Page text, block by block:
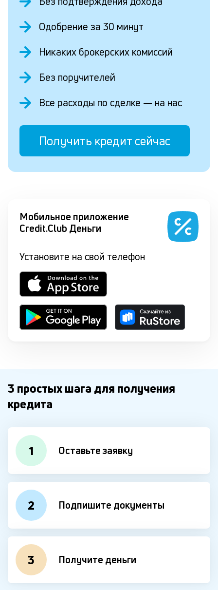
Одобрение за 30 минут
Никаких брокерских комиссий
Без поручителей
Все расходы по сделке — на нас
Получить кредит сейчас
Мобильное приложение
Credit.Club Деньги
Установите на свой телефон
3 простых шага для получения
кредита
1 Оставьте заявку
2 Подпишите документы
3 Получите деньги